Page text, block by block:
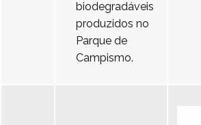
biodegradáveis
produzidos no
Parque de
Campismo.